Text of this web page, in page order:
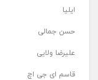
ایلیا
حسن جمالی
علیرضا ولایی
قاسم ای جی اچ